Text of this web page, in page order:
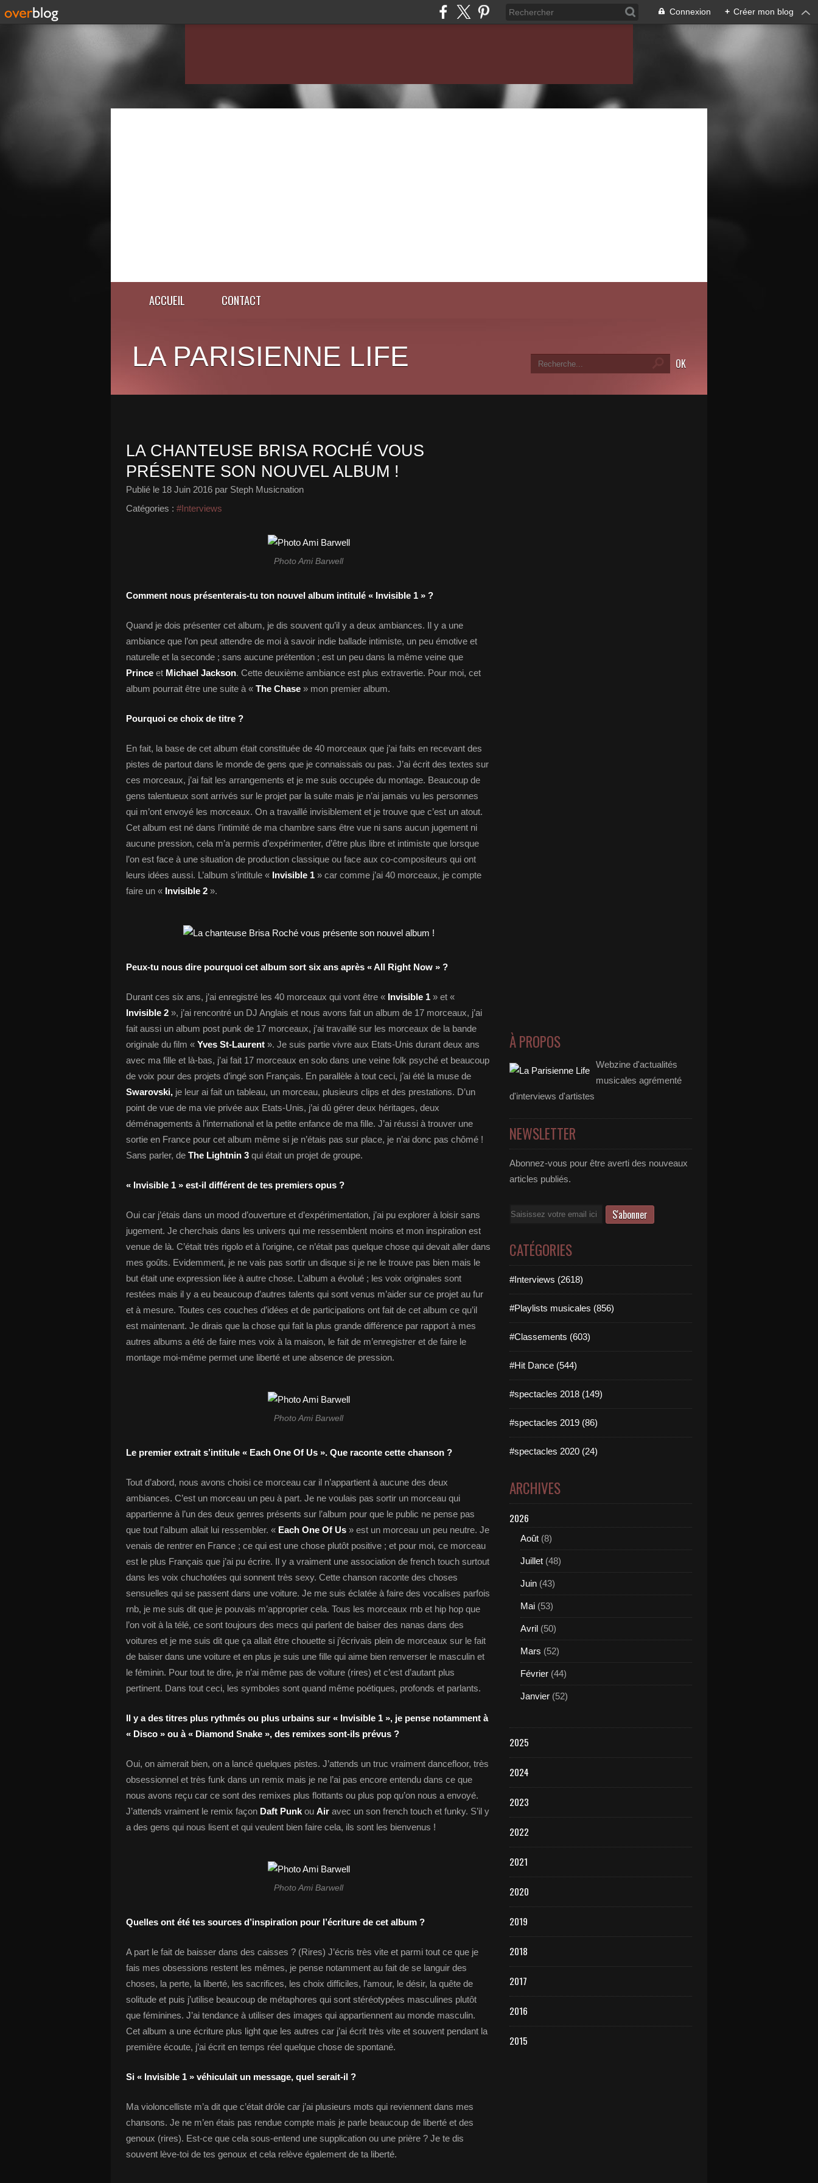
Connexion + Créer mon blog
ACCUEIL CONTACT
LA PARISIENNE LIFE
LA CHANTEUSE BRISA ROCHÉ VOUS
PRÉSENTE SON NOUVEL ALBUM !
Publié le 18 Juin 2016 par Steph Musicnation
Catégories : #Interviews
Photo Ami Barwell
Comment nous présenterais-tu ton nouvel album intitulé « Invisible 1 » ?
Quand je dois présenter cet album, je dis souvent qu’il y a deux ambiances. Il y a une
ambiance que l’on peut attendre de moi à savoir indie ballade intimiste, un peu émotive et
naturelle et la seconde ; sans aucune prétention ; est un peu dans la même veine que
Prince et Michael Jackson. Cette deuxième ambiance est plus extravertie. Pour moi, cet
album pourrait être une suite à « The Chase » mon premier album.
Pourquoi ce choix de titre ?
En fait, la base de cet album était constituée de 40 morceaux que j’ai faits en recevant des
pistes de partout dans le monde de gens que je connaissais ou pas. J’ai écrit des textes sur
ces morceaux, j’ai fait les arrangements et je me suis occupée du montage. Beaucoup de
gens talentueux sont arrivés sur le projet par la suite mais je n’ai jamais vu les personnes
qui m’ont envoyé les morceaux. On a travaillé invisiblement et je trouve que c’est un atout.
Cet album est né dans l’intimité de ma chambre sans être vue ni sans aucun jugement ni
aucune pression, cela m’a permis d’expérimenter, d’être plus libre et intimiste que lorsque
l’on est face à une situation de production classique ou face aux co-compositeurs qui ont
leurs idées aussi. L’album s’intitule « Invisible 1 » car comme j’ai 40 morceaux, je compte
faire un « Invisible 2 ».
Peux-tu nous dire pourquoi cet album sort six ans après « All Right Now » ?
Durant ces six ans, j’ai enregistré les 40 morceaux qui vont être « Invisible 1 » et «
Invisible 2 », j’ai rencontré un DJ Anglais et nous avons fait un album de 17 morceaux, j’ai
fait aussi un album post punk de 17 morceaux, j’ai travaillé sur les morceaux de la bande
originale du film « Yves St-Laurent ». Je suis partie vivre aux Etats-Unis durant deux ans
avec ma fille et là-bas, j’ai fait 17 morceaux en solo dans une veine folk psyché et beaucoup
de voix pour des projets d’ingé son Français. En parallèle à tout ceci, j’ai été la muse de
Swarovski, je leur ai fait un tableau, un morceau, plusieurs clips et des prestations. D’un
point de vue de ma vie privée aux Etats-Unis, j’ai dû gérer deux héritages, deux
déménagements à l’international et la petite enfance de ma fille. J’ai réussi à trouver une
sortie en France pour cet album même si je n’étais pas sur place, je n’ai donc pas chômé !
Sans parler, de The Lightnin 3 qui était un projet de groupe.
« Invisible 1 » est-il différent de tes premiers opus ?
Oui car j’étais dans un mood d’ouverture et d’expérimentation, j’ai pu explorer à loisir sans
jugement. Je cherchais dans les univers qui me ressemblent moins et mon inspiration est
venue de là. C’était très rigolo et à l’origine, ce n’était pas quelque chose qui devait aller dans
mes goûts. Evidemment, je ne vais pas sortir un disque si je ne le trouve pas bien mais le
but était une expression liée à autre chose. L’album a évolué ; les voix originales sont
restées mais il y a eu beaucoup d’autres talents qui sont venus m’aider sur ce projet au fur
et à mesure. Toutes ces couches d’idées et de participations ont fait de cet album ce qu’il
est maintenant. Je dirais que la chose qui fait la plus grande différence par rapport à mes
autres albums a été de faire mes voix à la maison, le fait de m’enregistrer et de faire le
montage moi-même permet une liberté et une absence de pression.
Photo Ami Barwell
Le premier extrait s’intitule « Each One Of Us ». Que raconte cette chanson ?
Tout d’abord, nous avons choisi ce morceau car il n’appartient à aucune des deux
ambiances. C’est un morceau un peu à part. Je ne voulais pas sortir un morceau qui
appartienne à l’un des deux genres présents sur l’album pour que le public ne pense pas
que tout l’album allait lui ressembler. « Each One Of Us » est un morceau un peu neutre. Je
venais de rentrer en France ; ce qui est une chose plutôt positive ; et pour moi, ce morceau
est le plus Français que j’ai pu écrire. Il y a vraiment une association de french touch surtout
dans les voix chuchotées qui sonnent très sexy. Cette chanson raconte des choses
sensuelles qui se passent dans une voiture. Je me suis éclatée à faire des vocalises parfois
rnb, je me suis dit que je pouvais m’approprier cela. Tous les morceaux rnb et hip hop que
l’on voit à la télé, ce sont toujours des mecs qui parlent de baiser des nanas dans des
voitures et je me suis dit que ça allait être chouette si j’écrivais plein de morceaux sur le fait
de baiser dans une voiture et en plus je suis une fille qui aime bien renverser le masculin et
le féminin. Pour tout te dire, je n’ai même pas de voiture (rires) et c’est d’autant plus
pertinent. Dans tout ceci, les symboles sont quand même poétiques, profonds et parlants.
Il y a des titres plus rythmés ou plus urbains sur « Invisible 1 », je pense notamment à
« Disco » ou à « Diamond Snake », des remixes sont-ils prévus ?
Oui, on aimerait bien, on a lancé quelques pistes. J’attends un truc vraiment dancefloor, très
obsessionnel et très funk dans un remix mais je ne l’ai pas encore entendu dans ce que
nous avons reçu car ce sont des remixes plus flottants ou plus pop qu’on nous a envoyé.
J’attends vraiment le remix façon Daft Punk ou Air avec un son french touch et funky. S’il y
a des gens qui nous lisent et qui veulent bien faire cela, ils sont les bienvenus !
Photo Ami Barwell
Quelles ont été tes sources d’inspiration pour l’écriture de cet album ?
A part le fait de baisser dans des caisses ? (Rires) J’écris très vite et parmi tout ce que je
fais mes obsessions restent les mêmes, je pense notamment au fait de se languir des
choses, la perte, la liberté, les sacrifices, les choix difficiles, l’amour, le désir, la quête de
solitude et puis j’utilise beaucoup de métaphores qui sont stéréotypées masculines plutôt
que féminines. J’ai tendance à utiliser des images qui appartiennent au monde masculin.
Cet album a une écriture plus light que les autres car j’ai écrit très vite et souvent pendant la
première écoute, j’ai écrit en temps réel quelque chose de spontané.
Si « Invisible 1 » véhiculait un message, quel serait-il ?
Ma violoncelliste m’a dit que c’était drôle car j’ai plusieurs mots qui reviennent dans mes
chansons. Je ne m’en étais pas rendue compte mais je parle beaucoup de liberté et des
genoux (rires). Est-ce que cela sous-entend une supplication ou une prière ? Je te dis
souvent lève-toi de tes genoux et cela relève également de ta liberté.
À PROPOS
Webzine d'actualités
musicales agrémenté
d'interviews d'artistes
NEWSLETTER
Abonnez-vous pour être averti des nouveaux
articles publiés.
Email
CATÉGORIES
#Interviews (2618)
#Playlists musicales (856)
#Classements (603)
#Hit Dance (544)
#spectacles 2018 (149)
#spectacles 2019 (86)
#spectacles 2020 (24)
ARCHIVES
2026
Août (8)
Juillet (48)
Juin (43)
Mai (53)
Avril (50)
Mars (52)
Février (44)
Janvier (52)
2025
2024
2023
2022
2021
2020
2019
2018
2017
2016
2015